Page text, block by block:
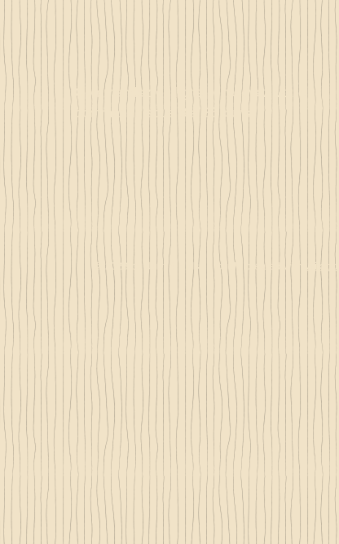
Commandez en ligne et recevez votre
commande sous 3 à 25 jours
© 2023 by Just 4 Kids. Proudly created with